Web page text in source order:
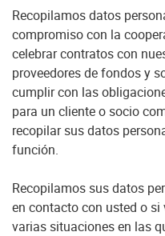
Recopilamos datos
compromiso con la
celebrar contratos con
proveedores de fondos y
cumplir con las
para un cliente o socio
recopilar sus datos
función.
Recopilamos sus datos
en contacto con usted o
varias situaciones en las